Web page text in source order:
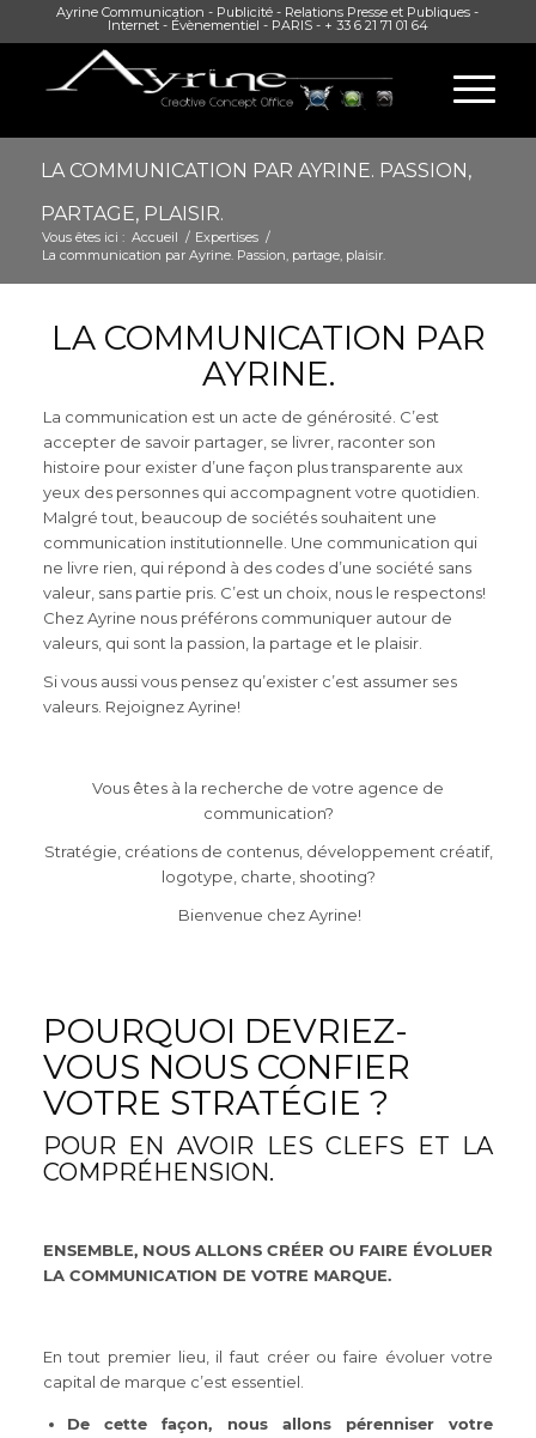
Ayrine Communication - Publicité - Relations Presse et Publiques -
Internet - Évènementiel - PARIS - + 33 6 21 71 01 64
LA COMMUNICATION PAR AYRINE. PASSION,
PARTAGE, PLAISIR.
Vous êtes ici : Accueil / Expertises /
La communication par Ayrine. Passion, partage, plaisir.
LA COMMUNICATION PAR
AYRINE.
La communication est un acte de générosité. C’est
accepter de savoir partager, se livrer, raconter son
histoire pour exister d’une façon plus transparente aux
yeux des personnes qui accompagnent votre quotidien.
Malgré tout, beaucoup de sociétés souhaitent une
communication institutionnelle. Une communication qui
ne livre rien, qui répond à des codes d’une société sans
valeur, sans partie pris. C’est un choix, nous le respectons!
Chez Ayrine nous préférons communiquer autour de
valeurs, qui sont la passion, la partage et le plaisir.
Si vous aussi vous pensez qu’exister c’est assumer ses
valeurs. Rejoignez Ayrine!
Vous êtes à la recherche de votre agence de
communication?
Stratégie, créations de contenus, développement créatif,
logotype, charte, shooting?
Bienvenue chez Ayrine!
POURQUOI DEVRIEZ-
VOUS NOUS CONFIER
VOTRE STRATÉGIE ?
POUR EN AVOIR LES CLEFS ET LA
COMPRÉHENSION.
ENSEMBLE, NOUS ALLONS CRÉER OU FAIRE ÉVOLUER
LA COMMUNICATION DE VOTRE MARQUE.
En tout premier lieu, il faut créer ou faire évoluer votre
capital de marque c’est essentiel.
De cette façon, nous allons pérenniser votre